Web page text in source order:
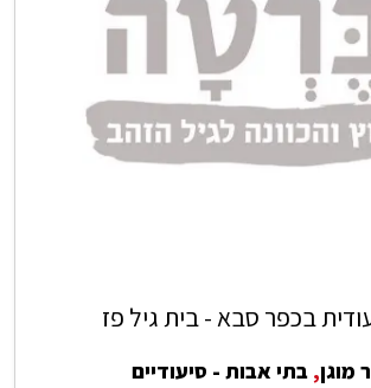
בכפר סבא - בית גיל פז
מוגן, בתי אבות - סיעודיים